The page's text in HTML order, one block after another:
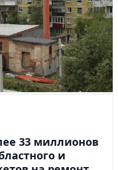
33 миллионов
и